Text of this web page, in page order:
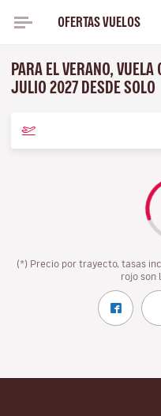
OFERTAS VUELOS
PARA EL VERANO, VUELA
JULIO 2027 DESDE SOLO
(*) Precio por trayecto, tasas
rojo son